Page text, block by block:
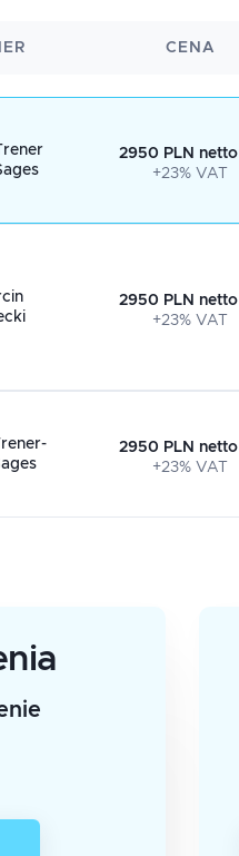
CENA
2950 PLN netto
+23% VAT
2950 PLN netto
+23% VAT
2950 PLN netto
+23% VAT